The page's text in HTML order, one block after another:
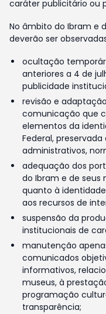
caráter publicitário ou
No âmbito do Ibram e
deverão ser
ocultação
anteriores a 4 de
publicidade
revisão e
comunicação que
elementos da
Federal,
administrativos,
adequação dos
do Ibram e de seus
quanto à
aos recursos de
suspensão da
institucionais de
manutenção
comunicados
informativos,
museus, à
programação
transparência;